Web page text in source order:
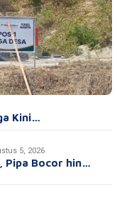
Kini…
5, 2026
Pipa Bocor hin…